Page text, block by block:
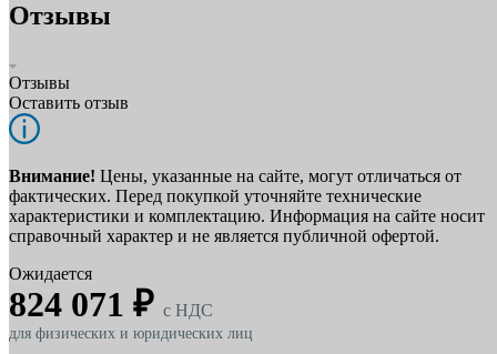
Отзывы
Отзывы
Оставить отзыв
Внимание! Цены, указанные на сайте, могут отличаться от
фактических. Перед покупкой уточняйте технические
характеристики и комплектацию. Информация на сайте носит
справочный характер и не является публичной офертой.
Ожидается
824 071 ₽ c НДС
для физических и юридических лиц